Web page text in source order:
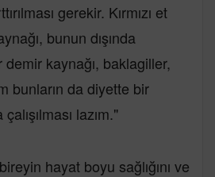
gerekir. Kırmızı et
bunun dışında
kaynağı, baklagiller,
bunların da diyette bir
lazım."
hayat boyu sağlığını ve